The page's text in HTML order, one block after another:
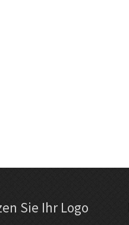
Sie Ihr Logo